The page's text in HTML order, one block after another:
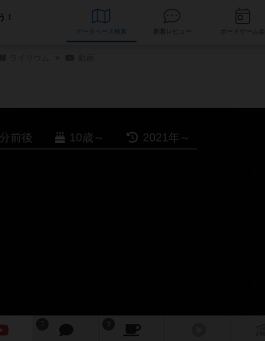
！
データベース
前後 10歳～ 2021年～